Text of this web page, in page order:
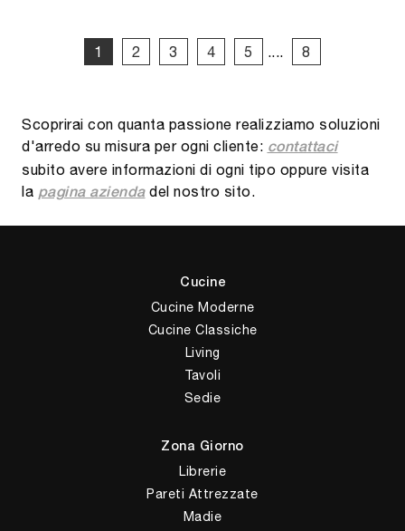
1 2 3 4 5 .... 8
Scoprirai con quanta passione realizziamo soluzioni
d'arredo su misura per ogni cliente: contattaci
subito avere informazioni di ogni tipo oppure visita
la pagina aziendadel nostro sito.
Cucine
Cucine Moderne
Cucine Classiche
Living
Tavoli
Sedie
Zona Giorno
Librerie
Pareti Attrezzate
Madie